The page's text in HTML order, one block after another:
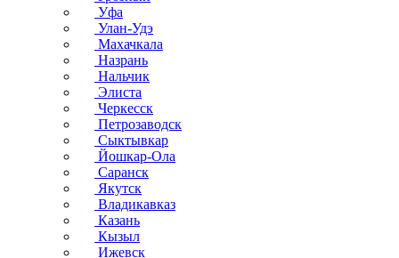
Уфа
Улан-Удэ
Махачкала
Назрань
Нальчик
Элиста
Черкесск
Петрозаводск
Сыктывкар
Йошкар-Ола
Саранск
Якутск
Владикавказ
Казань
Кызыл
Ижевск